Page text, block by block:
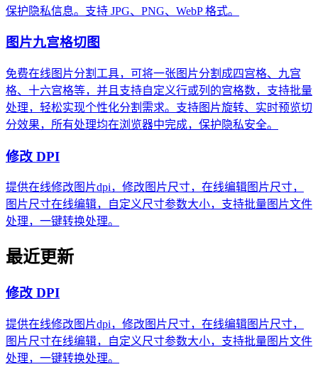
保护隐私信息。支持 JPG、PNG、WebP 格式。
图片九宫格切图
免费在线图片分割工具，可将一张图片分割成四宫格、九宫
格、十六宫格等，并且支持自定义行或列的宫格数，支持批量
处理，轻松实现个性化分割需求。支持图片旋转、实时预览切
分效果，所有处理均在浏览器中完成，保护隐私安全。
修改 DPI
提供在线修改图片dpi，修改图片尺寸，在线编辑图片尺寸，
图片尺寸在线编辑，自定义尺寸参数大小，支持批量图片文件
处理，一键转换处理。
最近更新
修改 DPI
提供在线修改图片dpi，修改图片尺寸，在线编辑图片尺寸，
图片尺寸在线编辑，自定义尺寸参数大小，支持批量图片文件
处理，一键转换处理。